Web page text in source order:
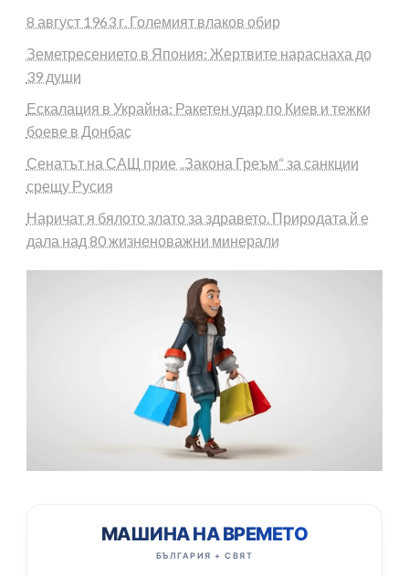
8 август 1963 г. Големият влаков обир
Земетресението в Япония: Жертвите нараснаха до
39 души
Ескалация в Украйна: Ракетен удар по Киев и тежки
боеве в Донбас
Сенатът на САЩ прие „Закона Греъм“ за санкции
срещу Русия
Наричат я бялото злато за здравето. Природата й е
дала над 80 жизненоважни минерали
МАШИНА НА ВРЕМЕТО
БЪЛГАРИЯ + СВЯТ